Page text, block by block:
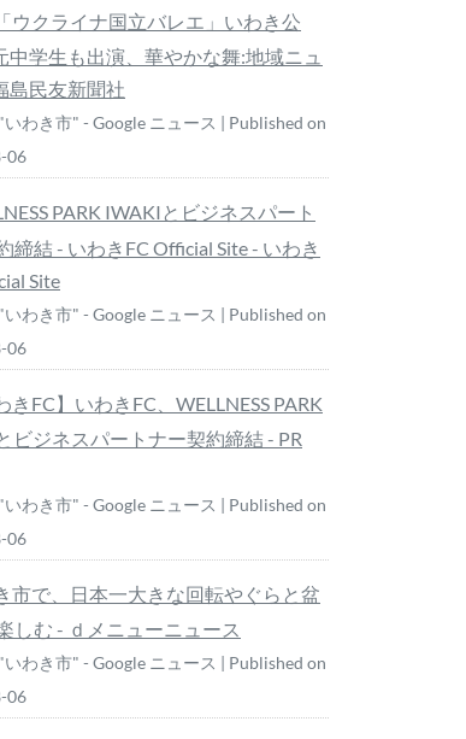
ウクライナ国立バレエ」いわき公
中学生も出演、華やかな舞:地域ニュ
島民友新聞社
わき市" - Google ニュース
Published on
06
PARK IWAKIとビジネスパート
締結​ - いわきFC Official Site - いわき
Site
わき市" - Google ニュース
Published on
06
きFC】いわきFC、WELLNESS PARK
ビジネスパートナー契約締結​ - PR
わき市" - Google ニュース
Published on
06
市で、日本一大きな回転やぐらと盆
しむ - ｄメニューニュース
わき市" - Google ニュース
Published on
06